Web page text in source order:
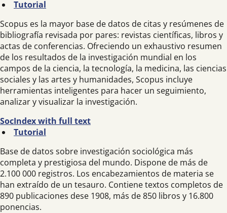
Tutorial
Scopus es la mayor base de datos de citas y resúmenes de
bibliografía revisada por pares: revistas científicas, libros y
actas de conferencias. Ofreciendo un exhaustivo resumen
de los resultados de la investigación mundial en los
campos de la ciencia, la tecnología, la medicina, las ciencias
sociales y las artes y humanidades, Scopus incluye
herramientas inteligentes para hacer un seguimiento,
analizar y visualizar la investigación.
SocIndex with full text
Tutorial
Base de datos sobre investigación sociológica más
completa y prestigiosa del mundo. Dispone de más de
2.100 000 registros. Los encabezamientos de materia se
han extraído de un tesauro. Contiene textos completos de
890 publicaciones dese 1908, más de 850 libros y 16.800
ponencias.